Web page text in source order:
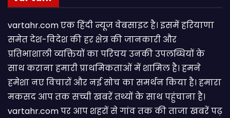
vartahr.com एक हिंदी न्यूज वेबसाइट है। इसमें हरियाणा
समेत देश-विदेश की हर क्षेत्र की जानकारी और
प्रतिभाशाली व्यक्तियों का परिचय उनकी उपलब्धियों के
साथ कराना हमारी प्राथमिकताओं में शामिल है। हमने
हमेशा नए विचारों और नई सोच का समर्थन किया है। हमारा
मकसद आप तक सच्ची खबरें तथ्यों के साथ पहुंचाना है।
vartahr.com पर आप शहरों से गांव तक की ताजा खबरें पढ़